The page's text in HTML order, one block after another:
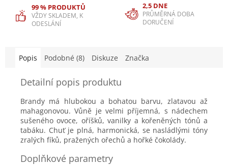
99 % PRODUKTŮ
VŽDY SKLADEM, K
ODESLÁNÍ
2,5 DNE
PRŮMĚRNÁ DOBA
DORUČENÍ
Popis Podobné (8) Diskuze Značka
Detailní popis produktu
Brandy má hlubokou a bohatou barvu, zlatavou až
mahagonovou. Vůně je velmi příjemná, s nádechem
sušeného ovoce, oříšků, vanilky a kořeněných tónů a
tabáku. Chuť je plná, harmonická, se nasládlými tóny
zralých fíků, pražených ořechů a hořké čokolády.
Doplňkové parametry